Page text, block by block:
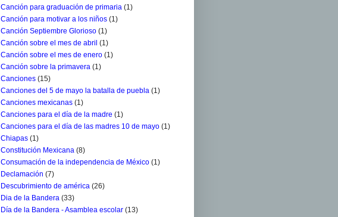
Canción para graduación de primaria (1)
Canción para motivar a los niños (1)
Canción Septiembre Glorioso (1)
Canción sobre el mes de abril (1)
Canción sobre el mes de enero (1)
Canción sobre la primavera (1)
Canciones (15)
Canciones del 5 de mayo la batalla de puebla (1)
Canciones mexicanas (1)
Canciones para el día de la madre (1)
Canciones para el día de las madres 10 de mayo (1)
Chiapas (1)
Constitución Mexicana (8)
Consumación de la independencia de México (1)
Declamación (7)
Descubrimiento de américa (26)
Dia de la Bandera (33)
Día de la Bandera - Asamblea escolar (13)